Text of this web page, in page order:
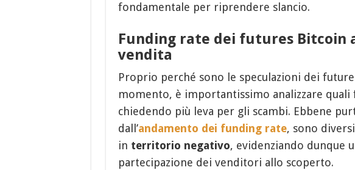
fondamentale per riprendere slancio.
Funding rate dei futures Bitcoin
vendita
Proprio perché sono le speculazioni dei
momento, è importantissimo analizzare
chiedendo più leva per gli scambi. Ebbene
dall’andamento dei funding rate, sono
in territorio negativo, evidenziando dunque
partecipazione dei venditori allo scoperto.